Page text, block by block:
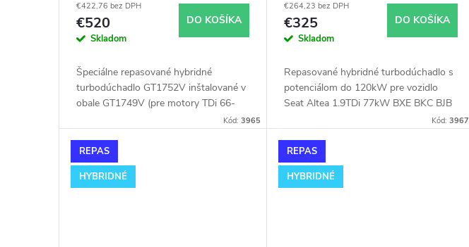
€422,76 bez DPH
€520
Skladom
DO KOŠÍKA
Špeciálne repasované hybridné
turbodúchadlo GT1752V inštalované v
obale GT1749V (pre motory TDi 66-
chiptuning. Pre vozidlá Seat Alhambra
1.9TDi 85kW AUY.
Kód:3965
€264,23 bez DPH
€325
Skladom
DO KOŠÍKA
Repasované hybridné turbodúchadlo s
potenciálom do 120kW pre vozidlo
Seat Altea 1.9TDi 77kW BXE BKC BJB
Kód: 3967
REPAS
HYBRIDNÉ
REPAS
HYBRIDNÉ